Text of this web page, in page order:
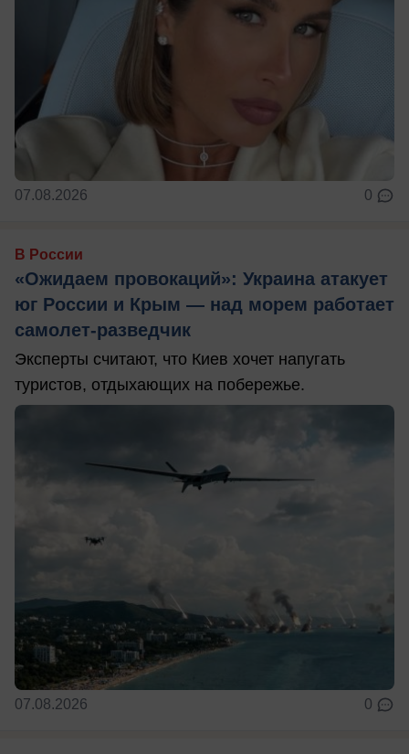
07.08.2026 0
В России
«Ожидаем провокаций»: Украина атакует
юг России и Крым — над морем работает
самолет-разведчик
Эксперты считают, что Киев хочет напугать
туристов, отдыхающих на побережье.
07.08.2026 0